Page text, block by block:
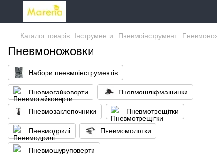
Каталог товарів Інструменти Пневмоінструмент
Пневмоножовки
Набори пневмоінструментів
Пневмогайковерти Пневмошліфмашинки
Пневмозаклепочники Пневмотрещітки
Пневмодрилі Пневмомолотки
Пневмошуруповерти